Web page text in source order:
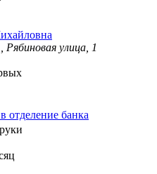
улица, 1
отделение банка